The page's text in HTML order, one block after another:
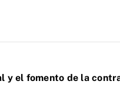
y el fomento de la